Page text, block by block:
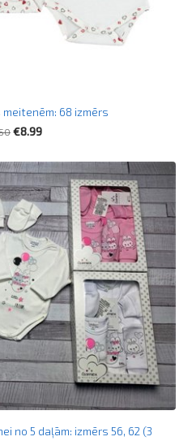
68 izmērs
€8.99
no 5 daļām: izmērs 56, 62 (3